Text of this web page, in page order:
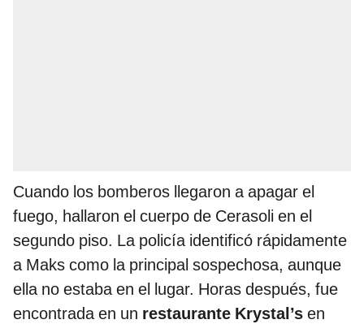
Cuando los bomberos llegaron a apagar el
fuego, hallaron el cuerpo de Cerasoli en el
segundo piso. La policía identificó rápidamente
a Maks como la principal sospechosa, aunque
ella no estaba en el lugar. Horas después, fue
encontrada en un restaurante Krystal’s en